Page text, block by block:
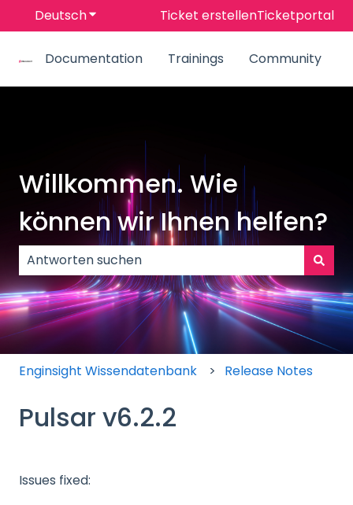
DeutschUntermenü für Übersetzungen anzeigen
Ticket erstellenTicketportal
Documentation Trainings Community
Willkommen. Wie
können wir Ihnen helfen?
Es gibt keine Vorschläge, da das Suchfeld leer ist.
Enginsight Wissendatenbank Release Notes
Pulsar v6.2.2
Issues fixed: